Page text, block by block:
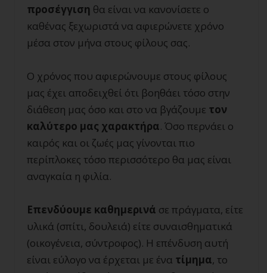
προσέγγιση θα είναι να κανονίσετε ο
καθένας ξεχωριστά να αφιερώνετε χρόνο
μέσα στον μήνα στους φίλους σας.
Ο χρόνος που αφιερώνουμε στους φίλους
μας έχει αποδειχθεί ότι βοηθάει τόσο στην
διάθεση μας όσο και στο να βγάζουμε τον
καλύτερο μας χαρακτήρα. Όσο περνάει ο
καιρός και οι ζωές μας γίνονται πιο
περίπλοκες τόσο περισσότερο θα μας είναι
αναγκαία η φιλία.
Επενδύουμε καθημερινά σε πράγματα, είτε
υλικά (σπίτι, δουλειά) είτε συναισθηματικά
(οικογένεια, σύντροφος). Η επένδυση αυτή
είναι εύλογο να έρχεται με ένα τίμημα, το